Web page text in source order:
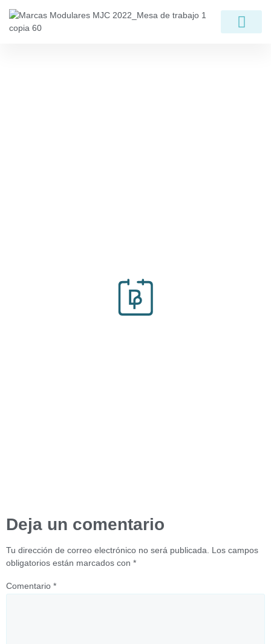
Deja un comentario
Tu dirección de correo electrónico no será publicada.
Los campos
obligatorios están marcados con *
Comentario *